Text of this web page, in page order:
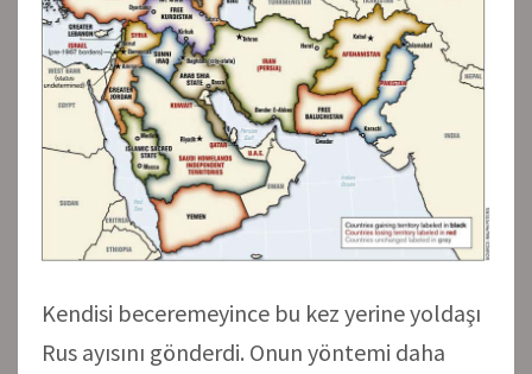
Kendisi beceremeyince bu kez yerine yoldaşı
Rus ayısını gönderdi. Onun yöntemi daha